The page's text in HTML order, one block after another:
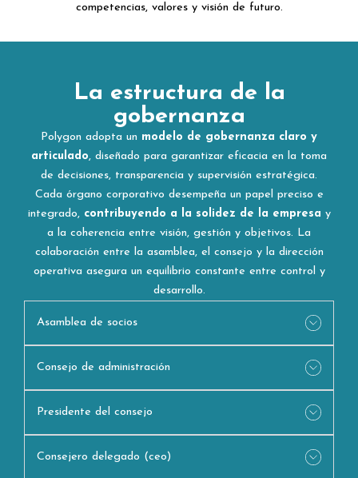
competencias, valores y visión de futuro.
La estructura de la
gobernanza
Polygon adopta un modelo de gobernanza claro y
articulado, diseñado para garantizar eficacia en la toma
de decisiones, transparencia y supervisión estratégica.
Cada órgano corporativo desempeña un papel preciso e
integrado, contribuyendo a la solidez de la empresa y
a la coherencia entre visión, gestión y objetivos. La
colaboración entre la asamblea, el consejo y la dirección
operativa asegura un equilibrio constante entre control y
desarrollo.
Asamblea de socios
Consejo de administración
Presidente del consejo
Consejero delegado (ceo)